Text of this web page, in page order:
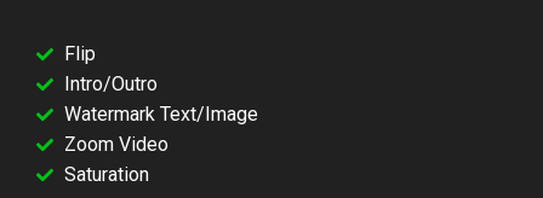
Flip
Intro/Outro
Watermark Text/Image
Zoom Video
Saturation